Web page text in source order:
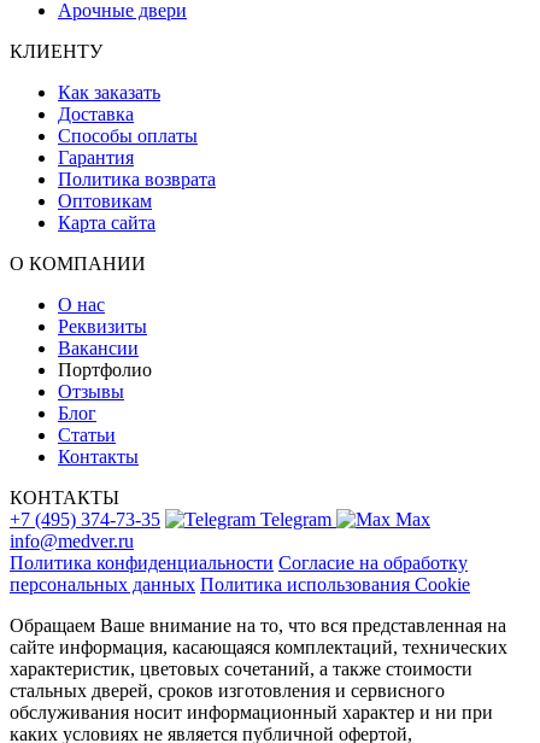
Арочные двери
КЛИЕНТУ
Как заказать
Доставка
Способы оплаты
Гарантия
Политика возврата
Оптовикам
Карта сайта
О КОМПАНИИ
О нас
Реквизиты
Вакансии
Портфолио
Отзывы
Блог
Статьи
Контакты
КОНТАКТЫ
+7 (495) 374-73-35
Telegram
Max
info@medver.ru
Политика конфиденциальности Согласие на обработку
персональных данных Политика использования Cookie
Обращаем Ваше внимание на то, что вся представленная на
сайте информация, касающаяся комплектаций, технических
характеристик, цветовых сочетаний, а также стоимости
стальных дверей, сроков изготовления и сервисного
обслуживания носит информационный характер и ни при
каких условиях не является публичной офертой,